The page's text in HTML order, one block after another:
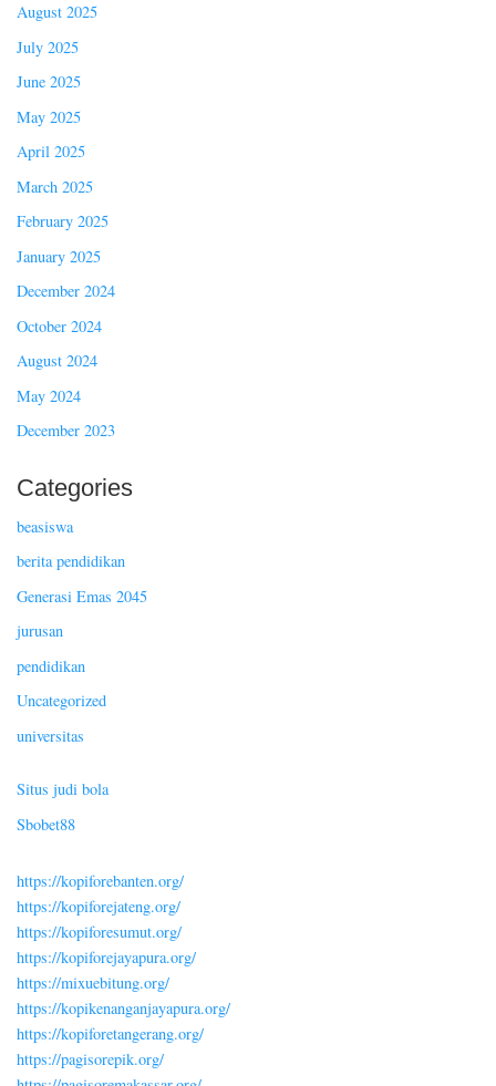
August 2025
July 2025
June 2025
May 2025
April 2025
March 2025
February 2025
January 2025
December 2024
October 2024
August 2024
May 2024
December 2023
Categories
beasiswa
berita pendidikan
Generasi Emas 2045
jurusan
pendidikan
Uncategorized
universitas
Situs judi bola
Sbobet88
https://kopiforebanten.org/
https://kopiforejateng.org/
https://kopiforesumut.org/
https://kopiforejayapura.org/
https://mixuebitung.org/
https://kopikenanganjayapura.org/
https://kopiforetangerang.org/
https://pagisorepik.org/